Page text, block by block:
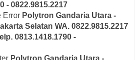
- 0822.9815.2217
Error Polytron Gandaria Utara -
Selatan WA. 0822.9815.2217
0813.1418.1790 -